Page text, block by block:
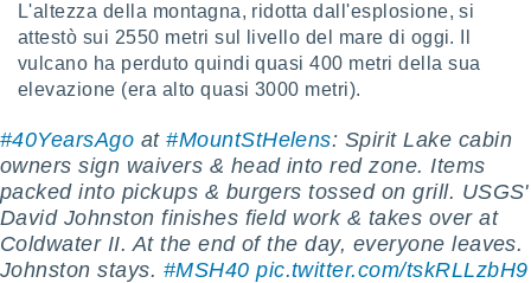
delle
dei
e degli
nostri
L'altezza della montagna, ridotta dall'esplosione, si
attestò sui 2550 metri sul livello del mare di oggi. Il
vulcano ha perduto quindi quasi 400 metri della sua
elevazione (era alto quasi 3000 metri).
#40YearsAgo at#MountStHelens: Spirit Lake cabin
owners sign waivers & head into red zone. Items
packed into pickups & burgers tossed on grill. USGS'
David Johnston finishes field work & takes over at
Coldwater II. At the end of the day, everyone leaves.
Johnston stays. #MSH40 pic.twitter.com/tskRLLzbH9